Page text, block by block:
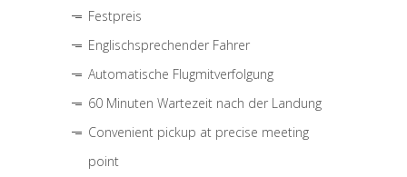
Festpreis
Englischsprechender Fahrer
Automatische Flugmitverfolgung
60 Minuten Wartezeit nach der Landung
Convenient pickup at precise meeting
point